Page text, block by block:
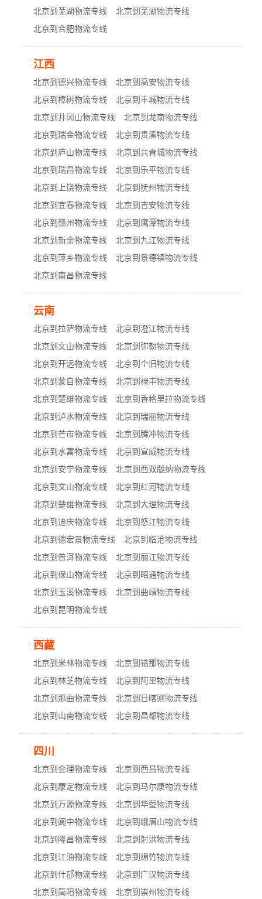
北京到芜湖物流专线
北京到芜湖物流专线
北京到合肥物流专线
江西
北京到德兴物流专线
北京到高安物流专线
北京到樟树物流专线
北京到丰城物流专线
北京到井冈山物流专线
北京到龙南物流专线
北京到瑞金物流专线
北京到贵溪物流专线
北京到庐山物流专线
北京到共青城物流专线
北京到瑞昌物流专线
北京到乐平物流专线
北京到上饶物流专线
北京到抚州物流专线
北京到宜春物流专线
北京到吉安物流专线
北京到赣州物流专线
北京到鹰潭物流专线
北京到新余物流专线
北京到九江物流专线
北京到萍乡物流专线
北京到景德镇物流专线
北京到南昌物流专线
云南
北京到拉萨物流专线
北京到澄江物流专线
北京到文山物流专线
北京到弥勒物流专线
北京到开远物流专线
北京到个旧物流专线
北京到蒙自物流专线
北京到禄丰物流专线
北京到楚雄物流专线
北京到香格里拉物流专线
北京到泸水物流专线
北京到瑞丽物流专线
北京到芒市物流专线
北京到腾冲物流专线
北京到水富物流专线
北京到宣威物流专线
北京到安宁物流专线
北京到西双版纳物流专线
北京到文山物流专线
北京到红河物流专线
北京到楚雄物流专线
北京到大理物流专线
北京到迪庆物流专线
北京到怒江物流专线
北京到德宏景物流专线
北京到临沧物流专线
北京到普洱物流专线
北京到丽江物流专线
北京到保山物流专线
北京到昭通物流专线
北京到玉溪物流专线
北京到曲靖物流专线
北京到昆明物流专线
西藏
北京到米林物流专线
北京到错那物流专线
北京到林芝物流专线
北京到阿里物流专线
北京到那曲物流专线
北京到日喀则物流专线
北京到山南物流专线
北京到昌都物流专线
四川
北京到会理物流专线
北京到西昌物流专线
北京到康定物流专线
北京到马尔康物流专线
北京到万源物流专线
北京到华蓥物流专线
北京到阆中物流专线
北京到峨眉山物流专线
北京到隆昌物流专线
北京到射洪物流专线
北京到江油物流专线
北京到绵竹物流专线
北京到什邡物流专线
北京到广汉物流专线
北京到简阳物流专线
北京到崇州物流专线